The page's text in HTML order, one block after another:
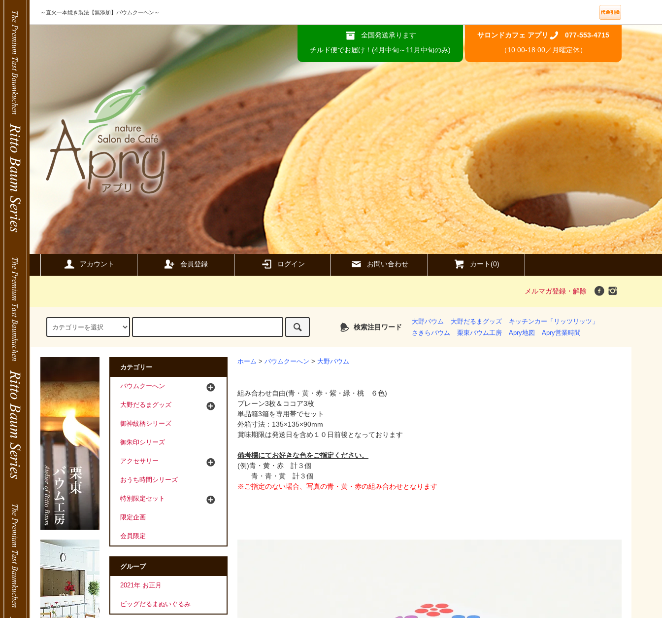
～直火一本焼き製法【無添加】バウムクーヘン～
全国発送承ります
チルド便でお届け！(4月中旬～11月中旬のみ)
サロンドカフェ アプリ
077-553-4715
（10:00-18:00／月曜定休）
アカウント 会員登録 ログイン お問い合わせ カート(0)
メルマガ登録・解除
検索注目ワード
大野バウム 大野だるまグッズ
キッチンカー「リッツリッツ」
さきらバウム
栗東バウム工房 Apry地図 Apry営業時間
ホーム > バウムクーへン > 大野バウム
組み合わせ自由(青・黄・赤・紫・緑・桃 ６色)
プレーン3枚＆ココア3枚
単品箱3箱を専用帯でセット
外箱寸法：135×135×90mm
賞味期限は発送日を含め１０日前後となっております
備考欄にてお好きな色をご指定ください。
(例)青・黄・赤 計３個
青・青・黄 計３個
※ご指定のない場合、写真の青・黄・赤の組み合わせとなります
カテゴリー
バウムクーへン
大野だるまグッズ
御神紋柄シリーズ
御朱印シリーズ
アクセサリー
おうち時間シリーズ
特別限定セット
限定企画
会員限定
グループ
2021年 お正月
ビッグだるまぬいぐるみ